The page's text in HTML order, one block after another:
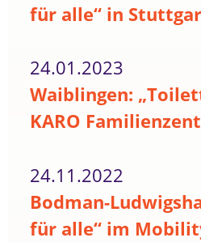
für alle“ in
24.01.2023
Waiblingen:
KARO
24.11.2022
Bodman-
für alle“ im